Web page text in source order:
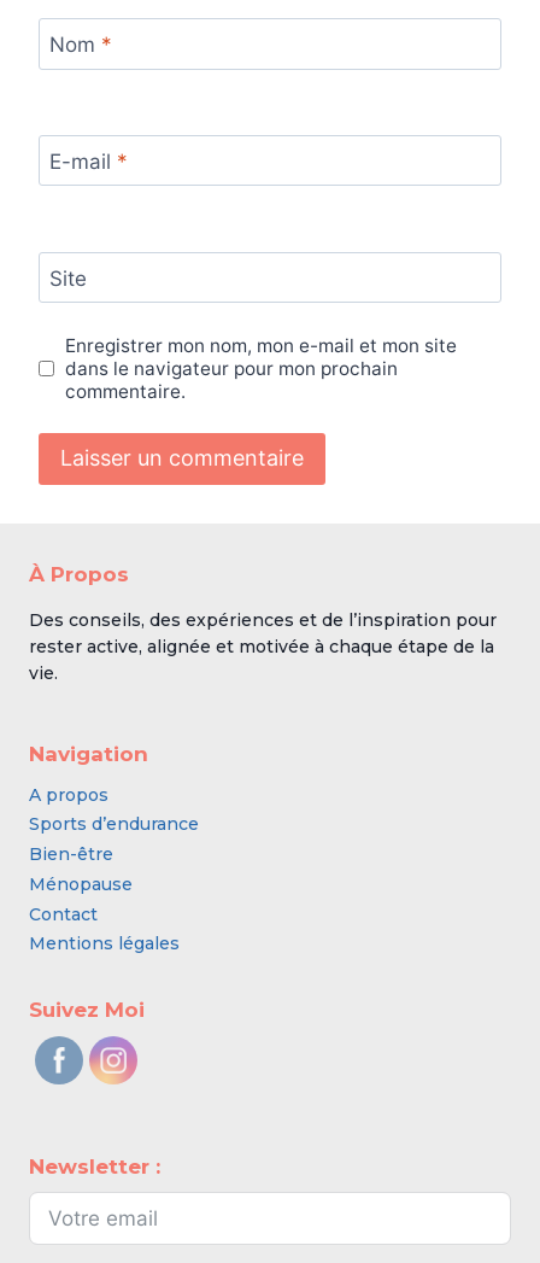
Nom *
E-mail *
Site
Enregistrer mon nom, mon e-mail et mon site
dans le navigateur pour mon prochain
commentaire.
À Propos
Des conseils, des expériences et de l’inspiration pour
rester active, alignée et motivée à chaque étape de la
vie.
Navigation
A propos
Sports d’endurance
Bien-être
Ménopause
Contact
Mentions légales
Suivez Moi
Newsletter :